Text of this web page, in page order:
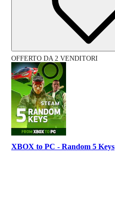
OFFERTO DA 2 VENDITORI
XBOX to PC - Random 5 Keys